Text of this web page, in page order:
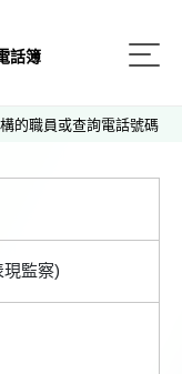
話簿
的職員或查詢電話號碼
監察)